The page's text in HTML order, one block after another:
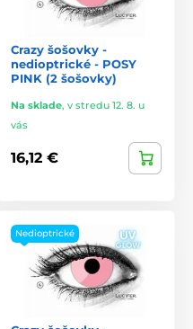
Crazy šošovky -
nedioptrické - POSY
PINK (2 šošovky)
Na sklade, v stredu 12. 8. u
vás
16,12 €
Nedioptrické